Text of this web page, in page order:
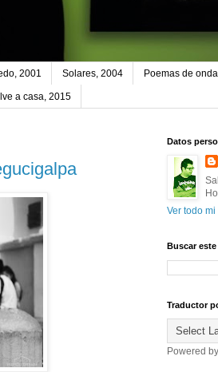
2001 Solares, 2004 Poemas de
a casa, 2015
Datos
Ver todo mi
Buscar
Traductor
Powered by